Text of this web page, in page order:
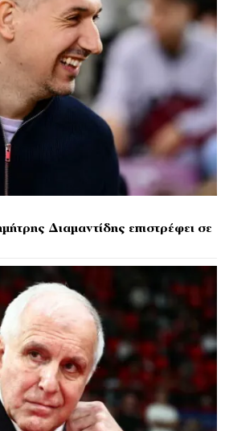
Διαμαντίδης επιστρέφει σε